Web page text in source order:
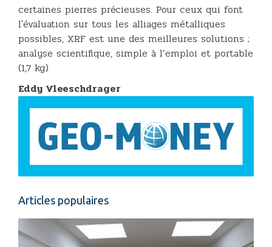
certaines pierres précieuses. Pour ceux qui font
l'évaluation sur tous les alliages métalliques
possibles, XRF est une des meilleures solutions ;
analyse scientifique, simple à l’emploi et portable
(1,7 kg)
Eddy Vleeschdrager
Articles populaires